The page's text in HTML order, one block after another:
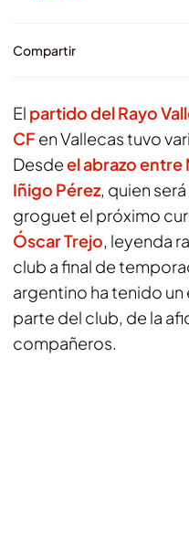
Compartir
El partido delRayo
CFen Vallecas tuvo
Desdeel abrazo entre
Iñigo Pérez, quien
groguet el próximo
Óscar Trejo, leyenda
club a final de
argentino ha tenido
parte del club, de la
compañeros.